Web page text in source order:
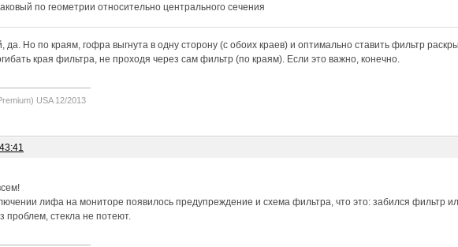
по геометрии относительно центрального сечения
да. Но по краям, гофра выгнута в одну сторону (с обоих краев) и оптимально ставить фильтр
края фильтра, не проходя через сам фильтр (по краям). Если это важно, конечно.
USA 12/2013
лифа на мониторе появилось предупреждение и схема фильтра, что это: забился фильтр
проблем, стекла не потеют.